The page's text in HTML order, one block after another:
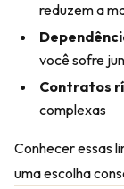
reduzem a
você sofre
Contratos
complexas
Conhecer essas
uma escolha